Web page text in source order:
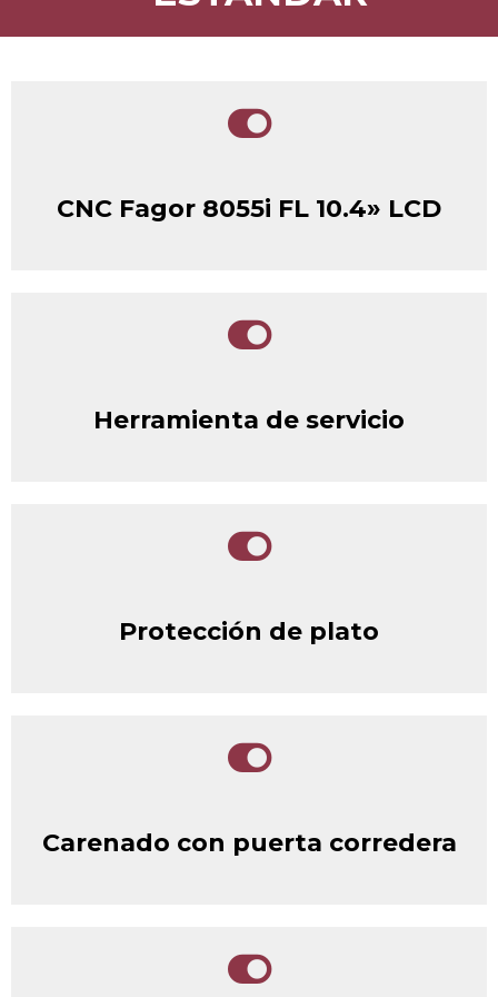
CNC Fagor 8055i FL 10.4» LCD
Herramienta de servicio
Protección de plato
Carenado con puerta corredera